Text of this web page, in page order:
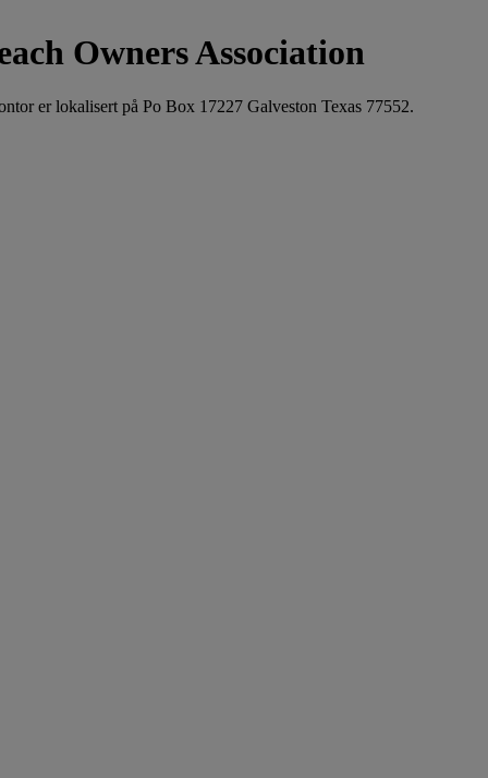
Owners Association
er lokalisert på Po Box 17227 Galveston Texas 77552.